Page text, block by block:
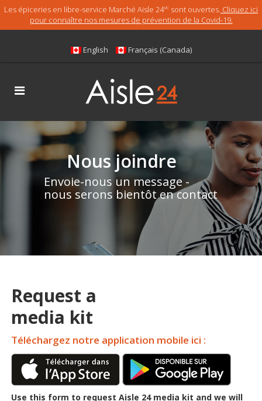
Les épiceries en libre-service Marché Aisle 24MC sont ouvertes. Cliquez ici
pour connaître nos mesures de prévention de la Covid-19.
English Français (Canada)
Nous joindre
Envoie-nous un message -
nous serons bientôt en contact
Request a
media kit
Téléchargez notre application mobile ici :
Use this form to request Aisle 24 media kit and we will